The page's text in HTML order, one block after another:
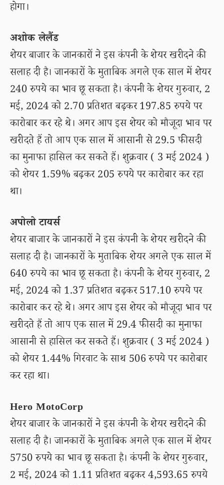
होगा।
अशोक लेलैंड
शेयर बाजार के जानकारों ने इस कंपनी के शेयर खरीदने की
सलाह दी है। जानकारों के मुताबिक अगले एक साल में शेयर
240 रुपये का भाव छू सकता है। कंपनी के शेयर गुरुवार, 2
मई, 2024 को 2.70 प्रतिशत बढ़कर 197.85 रुपये पर
कारोबार कर रहे थे। अगर आप इस शेयर को मौजूदा भाव पर
खरीदते हैं तो आप एक साल में आसानी से 29.5 फीसदी
का मुनाफा हासिल कर सकते हैं। शुक्रवार ( 3 मई 2024 )
को शेयर 1.59% बढ़कर 205 रुपये पर कारोबार कर रहा
था।
अपोलो टायर्स
शेयर बाजार के जानकारों ने इस कंपनी के शेयर खरीदने की
सलाह दी है। जानकारों के मुताबिक शेयर अगले एक साल में
640 रुपये का भाव छू सकता है। कंपनी के शेयर गुरुवार, 2
मई, 2024 को 1.37 प्रतिशत बढ़कर 517.10 रुपये पर
कारोबार कर रहे थे। अगर आप इस शेयर को मौजूदा भाव पर
खरीदते हैं तो आप एक साल में 29.4 फीसदी का मुनाफा
आसानी से हासिल कर सकते हैं। शुक्रवार ( 3 मई 2024 )
को शेयर 1.44% गिरवाट के साथ 506 रुपये पर कारोबार
कर रहा था।
Hero MotoCorp
शेयर बाजार के जानकारों ने इस कंपनी के शेयर खरीदने की
सलाह दी है। जानकारों के मुताबिक अगले एक साल में शेयर
5750 रुपये का भाव छू सकता है। कंपनी के शेयर गुरुवार,
2 मई, 2024 को 1.11 प्रतिशत बढ़कर 4,593.65 रुपये